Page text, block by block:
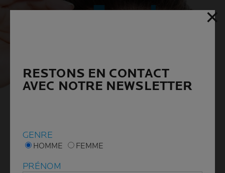
✕
RESTONS EN CONTACT
AVEC NOTRE NEWSLETTER
GENRE
HOMME FEMME
PRÉNOM
✕
RESTONS EN CONTACT
AVEC NOTRE NEWSLETTER
GENRE
HOMME FEMME
PRÉNOM